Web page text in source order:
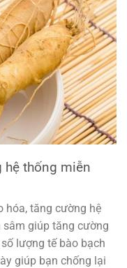
hệ thống miễn
hóa, tăng cường hệ
sâm giúp tăng cường
lượng tế bào bạch
giúp bạn chống lại